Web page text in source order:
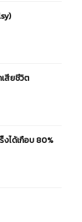
สียชีวิต
งได้เกือบ 80%